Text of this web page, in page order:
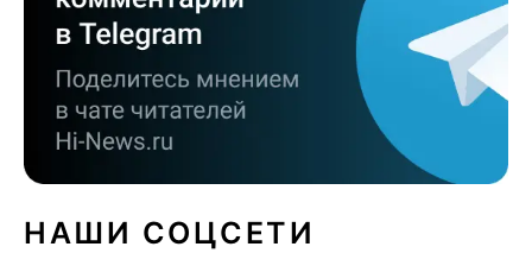
НАШИ СОЦСЕТИ